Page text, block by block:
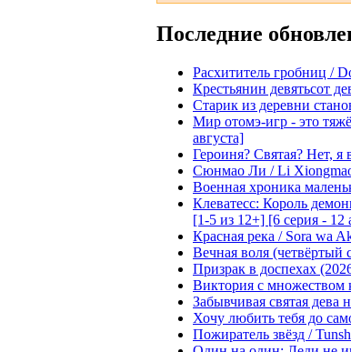
Последние
Расхититель гробниц /
Крестьянин девятьсот
Старик из деревни
Мир отомэ-игр - это
августа]
Героиня? Святая? Нет,
Сюнмао Ли / Li
Военная хроника
Клеватесс: Король
[1-5 из 12+] [6 серия - 12
Красная река / Sora wa
Вечная воля (четвёртый
Призрак в доспехах
Виктория с множеством
Забывчивая святая
Хочу любить тебя до
Пожиратель звёзд /